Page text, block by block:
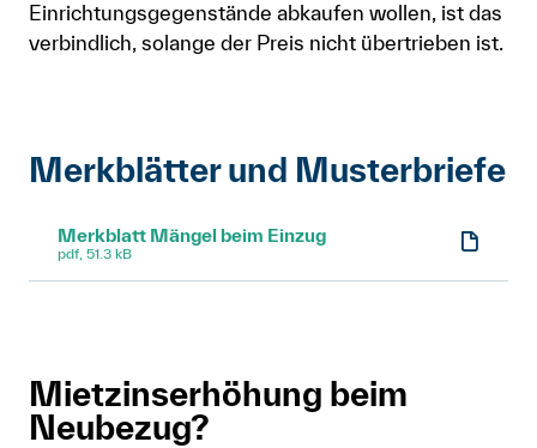
Einrichtungsgegenstände abkaufen wollen, ist das
verbindlich, solange der Preis nicht übertrieben ist.
Merkblätter und Musterbriefe
Merkblatt Mängel beim Einzug
pdf, 51.3 kB
Mietzinserhöhung beim
Neubezug?